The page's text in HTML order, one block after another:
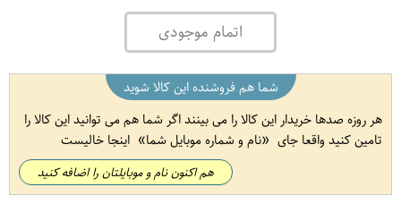
اتمام موجودی
شما هم فروشنده این کالا شوید
هر روزه صدها خریدار این کالا را می بینند اگر شما هم می توانید این کالا را
تامین کنید واقعا جای
نام و شماره موبایل شما اینجا خالیست
هم اکنون نام و موبایلتان را اضافه کنید